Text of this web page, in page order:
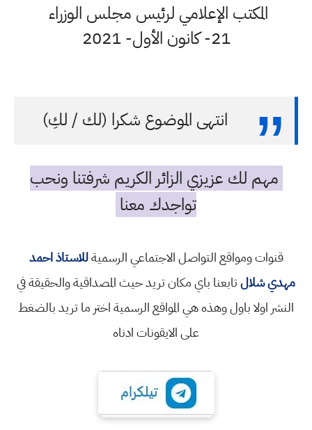
المكتب الإعلامي لرئيس مجلس الوزراء
21- كانون الأول- 2021
انتهى الموضوع شكرا (لك / لكِ)
مهم لك عزيزي الزائر الكريم شرفتنا ونحب
تواجدك معنا
قنوات ومواقع التواصل الاجتماعي الرسميةللاستاذ احمد
مهدي شلالتابعنا باي مكان تريد حيث المصداقية والحقيقة في
النشر اولا باول وهذه هي المواقع الرسمية اختر ما تريد بالضغط
على الايقونات ادناه